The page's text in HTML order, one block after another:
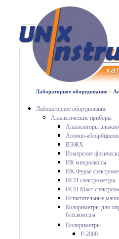
Лабораторное оборудование >
Лабораторное оборудование
Аналитические приборы
Анализаторы
Атомно-
ВЭЖХ
Измерение
ИК микроскопы
ИК-Фурье
ИСП спектрометры
ИСП Масс-
Испытательные
Колориметры для
блескомеры
Поляриметры
P-2000